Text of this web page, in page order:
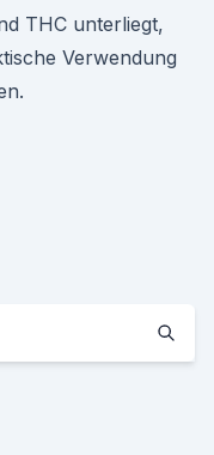
THC unterliegt,
Verwendung